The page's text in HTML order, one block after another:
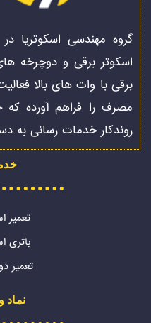
گروه مهندسی اسکوتریا
اسکوتر برقی و دوچرخه
برقی با وات های بالا
مصرف را فراهم آورده
روندکار خدمات رسانی به
تعمیر
باتری
تعمیر
نماد